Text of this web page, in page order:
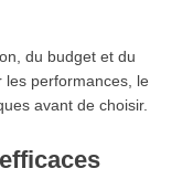
du budget et du
les performances, le
avant de choisir.